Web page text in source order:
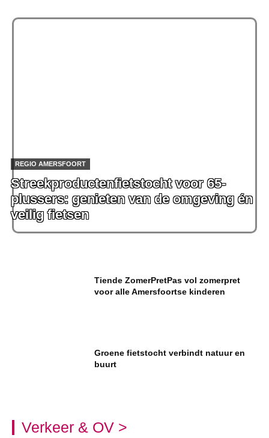
REGIO AMERSFOORT
Streekproductenfietstocht voor 65-
plussers: genieten van de omgeving én
veilig fietsen
Tiende ZomerPretPas vol zomerpret
voor alle Amersfoortse kinderen
Groene fietstocht verbindt natuur en
buurt
Verkeer & OV >